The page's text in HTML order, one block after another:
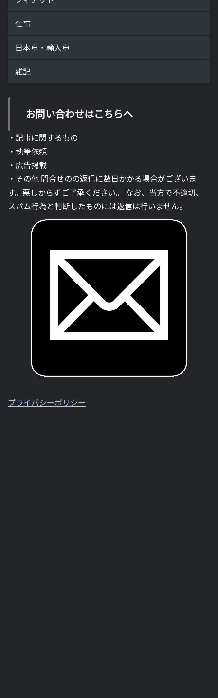
仕事
日本車・輸入車
雑記
お問い合わせはこちらへ
・記事に関するもの
・執筆依頼
・広告掲載
・その他 問合せのの返信に数日かかる場合がございま
す。悪しからずご了承ください。 なお、当方で不適切、
スパム行為と判断したものには返信は行いません。
プライバシーポリシー